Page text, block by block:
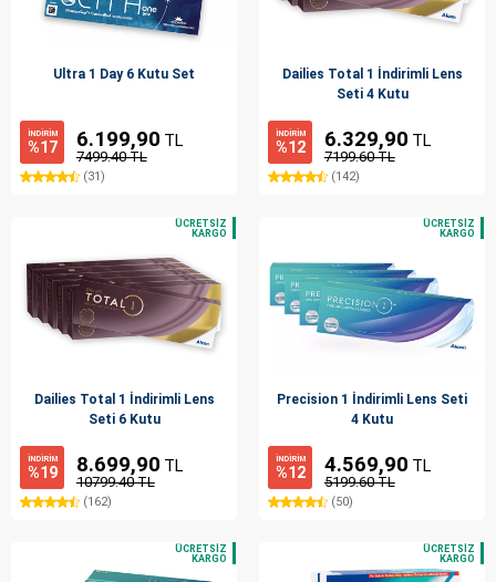
Ultra 1 Day 6 Kutu Set
İNDİRİM
%17 6.199,90 TL
7499.40 TL
(31)
Dailies Total 1 İndirimli Lens
Seti 4 Kutu
İNDİRİM
%12 6.329,90 TL
7199.60 TL
(142)
Dailies Total 1 İndirimli Lens
Seti 6 Kutu
İNDİRİM
%19 8.699,90 TL
10799.40 TL
(162)
Precision 1 İndirimli Lens Seti
4 Kutu
İNDİRİM
%12 4.569,90 TL
5199.60 TL
(50)